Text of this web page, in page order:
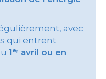
avec
qui entrent
1ᵉʳ avril ou en